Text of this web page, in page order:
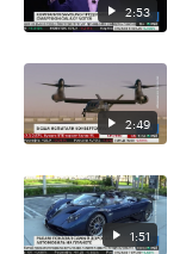
2:53
2:49
1:51